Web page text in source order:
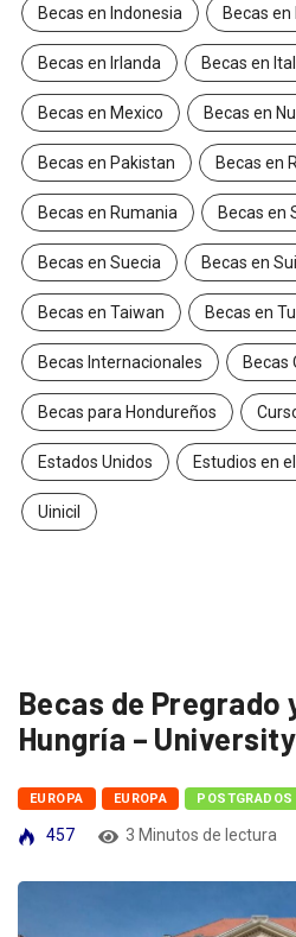
Becas en Indonesia Becas
Becas en Irlanda Becas en
Becas en Mexico Becas en
Becas en Pakistan Becas en
Becas en Rumania Becas en
Becas en Suecia Becas en
Becas en Taiwan Becas en
Becas Internacionales Becas
Becas para Hondureños
Estados Unidos Estudios en
Uinicil
Becas de Pregrado
Hungría –
EUROPA EUROPA POSTGRADOS
457 3 Minutos de lectura